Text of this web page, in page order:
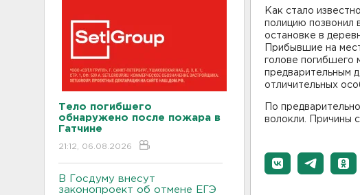
Тело погибшего
обнаружено после пожара в
Гатчине
21:12, 06.08.2026
В Госдуму внесут
законопроект об отмене ЕГЭ
Как стало
полицию позвонил
остановке в
Прибывшие на
голове погибшего
предварительным
отличительных
По
волокли. Причины